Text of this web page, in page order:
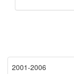
2001-2006